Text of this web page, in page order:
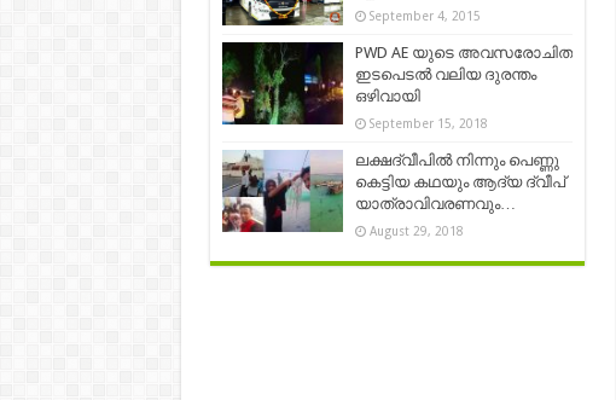
September 4, 2015
PWD AE യുടെ അവസരോചിത
ഇടപെടല്‍ വലിയ ദുരന്തം
ഒഴിവായി
September 15, 2018
ലക്ഷദ്വീപിൽ നിന്നും പെണ്ണു
കെട്ടിയ കഥയും ആദ്യ ദ്വീപ്
യാത്രാവിവരണവും…
August 29, 2018